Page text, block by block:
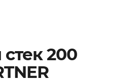
200